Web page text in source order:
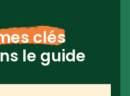
clés
le guide